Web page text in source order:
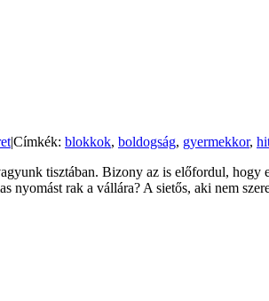
|Címkék: blokkok, boldogság, gyermekkor,
tisztában. Bizony az is előfordul, hogy
nyomást rak a vállára? A sietős, aki nem